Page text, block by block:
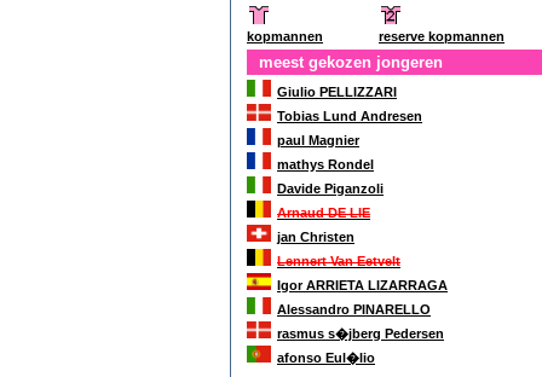
kopmannen reserve kopmannen
meest gekozen jongeren
Giulio PELLIZZARI
Tobias Lund Andresen
paul Magnier
mathys Rondel
Davide Piganzoli
Arnaud DE LIE
jan Christen
Lennert Van Eetvelt
Igor ARRIETA LIZARRAGA
Alessandro PINARELLO
rasmus s�jberg Pedersen
afonso Eul�lio